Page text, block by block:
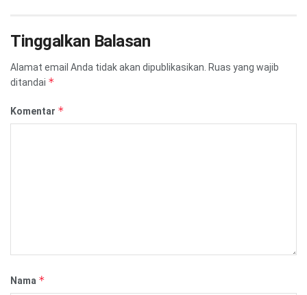
Tinggalkan Balasan
Alamat email Anda tidak akan dipublikasikan. Ruas yang wajib
ditandai *
Komentar *
Nama *